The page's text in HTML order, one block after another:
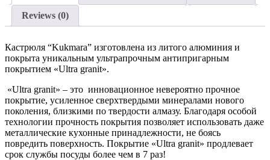
Reviews (0)
Кастрюля “Kukmara” изготовлена из литого алюминия и
покрыта уникальным ультрапрочным антипригарным
покрытием «Ultra granit».
«Ultra granit» – это инновационное невероятно прочное
покрытие, усиленное сверхтвердыми минералами нового
поколения, близкими по твердости алмазу. Благодаря особой
технологии прочность покрытия позволяет использовать даже
металлические кухонные принадлежности, не боясь
повредить поверхность. Покрытие «Ultra granit» продлевает
срок службы посуды более чем в 7 раз!